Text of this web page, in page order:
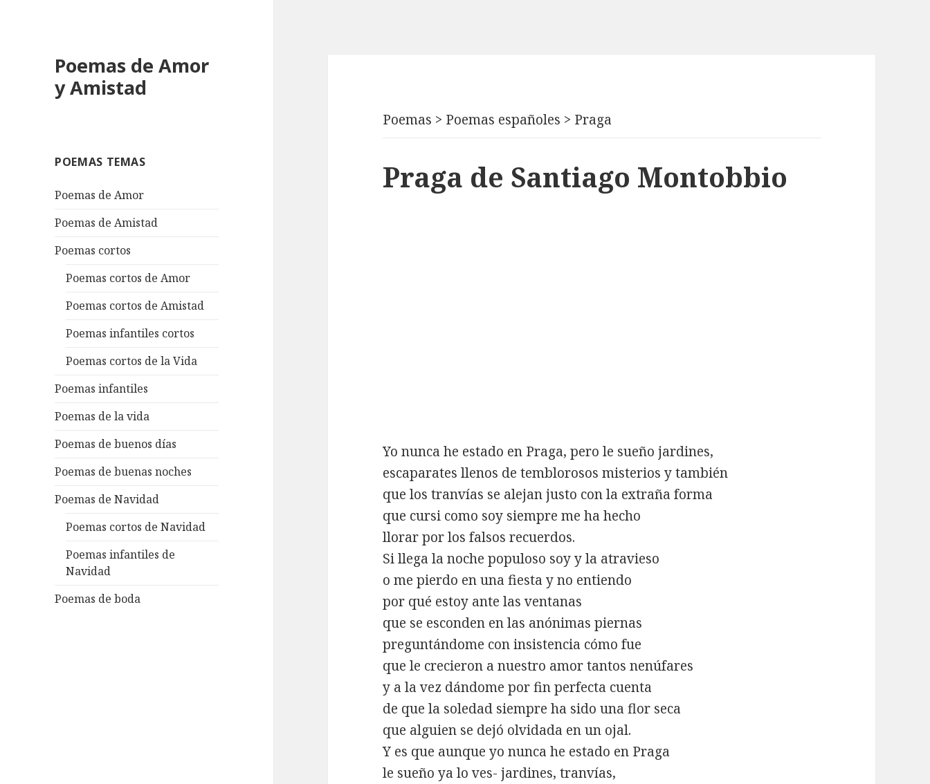
Poemas de Amor
y Amistad
POEMAS TEMAS
Poemas de Amor
Poemas de Amistad
Poemas cortos
Poemas cortos de Amor
Poemas cortos de Amistad
Poemas infantiles cortos
Poemas cortos de la Vida
Poemas infantiles
Poemas de la vida
Poemas de buenos días
Poemas de buenas noches
Poemas de Navidad
Poemas cortos de Navidad
Poemas infantiles de
Navidad
Poemas de boda
Poemas > Poemas españoles > Praga
Praga de Santiago Montobbio
Yo nunca he estado en Praga, pero le sueño jardines,
escaparates llenos de temblorosos misterios y también
que los tranvías se alejan justo con la extraña forma
que cursi como soy siempre me ha hecho
llorar por los falsos recuerdos.
Si llega la noche populoso soy y la atravieso
o me pierdo en una fiesta y no entiendo
por qué estoy ante las ventanas
que se esconden en las anónimas piernas
preguntándome con insistencia cómo fue
que le crecieron a nuestro amor tantos nenúfares
y a la vez dándome por fin perfecta cuenta
de que la soledad siempre ha sido una flor seca
que alguien se dejó olvidada en un ojal.
Y es que aunque yo nunca he estado en Praga
le sueño ya lo ves- jardines, tranvías,